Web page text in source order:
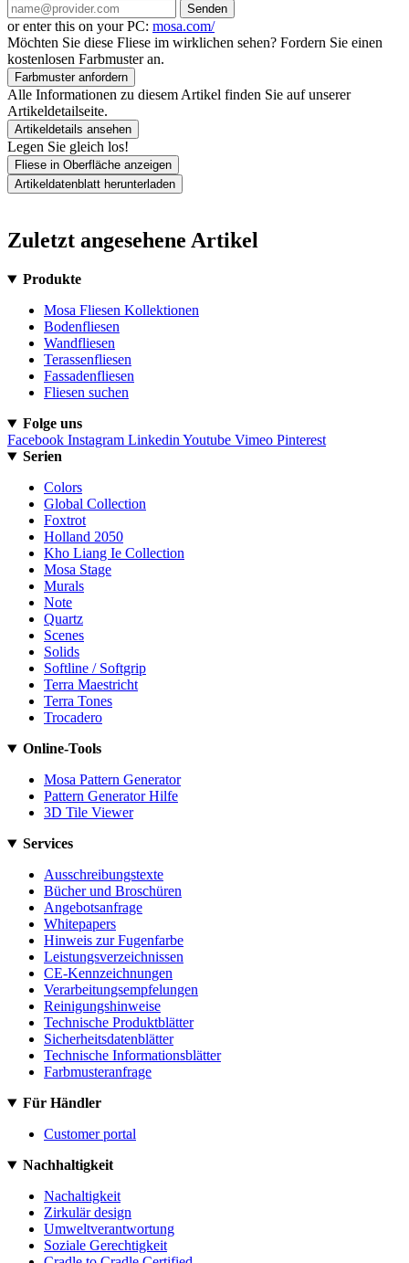
Senden
or enter this on your PC: mosa.com/
Möchten Sie diese Fliese im wirklichen sehen? Fordern Sie einen
kostenlosen Farbmuster an.
Farbmuster anfordern
Alle Informationen zu diesem Artikel finden Sie auf unserer
Artikeldetailseite.
Artikeldetails ansehen
Legen Sie gleich los!
Fliese in Oberfläche anzeigen
Artikeldatenblatt herunterladen
Zuletzt angesehene Artikel
Produkte
Mosa Fliesen Kollektionen
Bodenfliesen
Wandfliesen
Terassenfliesen
Fassadenfliesen
Fliesen suchen
Folge uns
Facebook Instagram Linkedin Youtube Vimeo Pinterest
Serien
Colors
Global Collection
Foxtrot
Holland 2050
Kho Liang Ie Collection
Mosa Stage
Murals
Note
Quartz
Scenes
Solids
Softline / Softgrip
Terra Maestricht
Terra Tones
Trocadero
Online-Tools
Mosa Pattern Generator
Pattern Generator Hilfe
3D Tile Viewer
Services
Ausschreibungstexte
Bücher und Broschüren
Angebotsanfrage
Whitepapers
Hinweis zur Fugenfarbe
Leistungsverzeichnissen
CE-Kennzeichnungen
Verarbeitungsempfelungen
Reinigungshinweise
Technische Produktblätter
Sicherheitsdatenblätter
Technische Informationsblätter
Farbmusteranfrage
Für Händler
Customer portal
Nachhaltigkeit
Nachaltigkeit
Zirkulär design
Umweltverantwortung
Soziale Gerechtigkeit